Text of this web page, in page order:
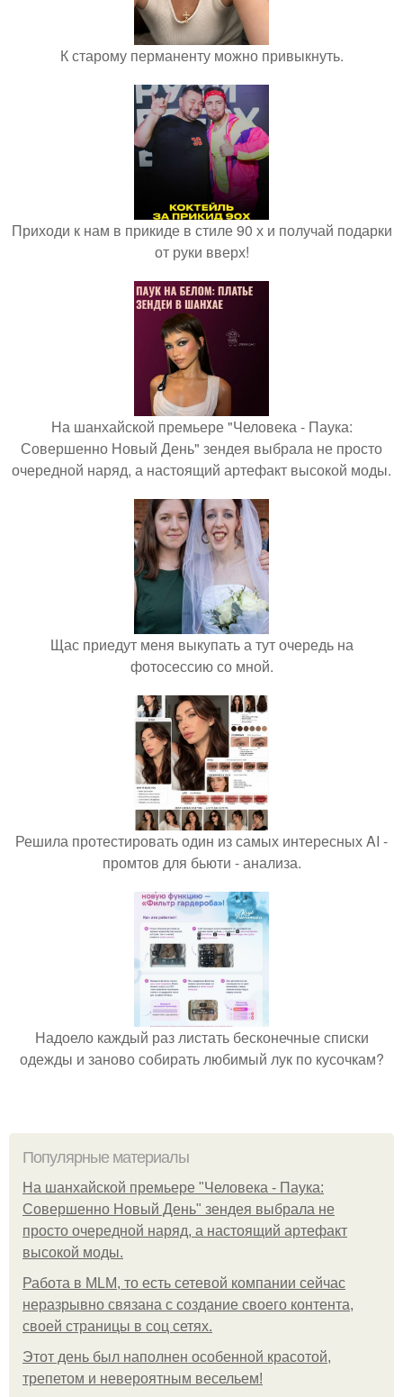
К старому перманенту можно привыкнуть.
Приходи к нам в прикиде в стиле 90 х и получай подарки
от руки вверх!
На шанхайской премьере "Человека - Паука:
Совершенно Новый День" зендея выбрала не просто
очередной наряд, а настоящий артефакт высокой моды.
Щас приедут меня выкупать а тут очередь на
фотосессию со мной.
Решила протестировать один из самых интересных AI -
промтов для бьюти - анализа.
Надоело каждый раз листать бесконечные списки
одежды и заново собирать любимый лук по кусочкам?
Популярные материалы
На шанхайской премьере "Человека - Паука:
Совершенно Новый День" зендея выбрала не
просто очередной наряд, а настоящий артефакт
высокой моды.
Работа в MLM, то есть сетевой компании сейчас
неразрывно связана с создание своего контента,
своей страницы в соц сетях.
Этот день был наполнен особенной красотой,
трепетом и невероятным весельем!